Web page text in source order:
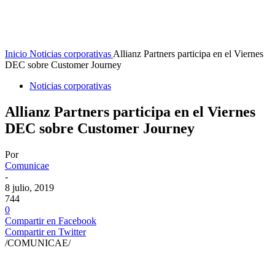
Inicio Noticias corporativas Allianz Partners participa en el Viernes
DEC sobre Customer Journey
Noticias corporativas
Allianz Partners participa en el Viernes
DEC sobre Customer Journey
Por
Comunicae
-
8 julio, 2019
744
0
Compartir en Facebook
Compartir en Twitter
/COMUNICAE/